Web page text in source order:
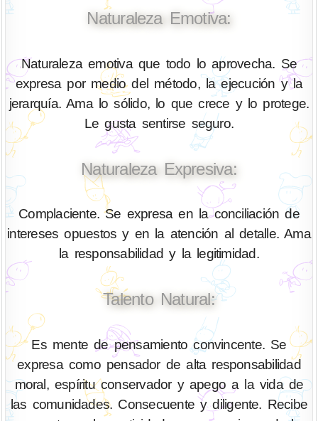
Naturaleza Emotiva:
Naturaleza emotiva que todo lo aprovecha. Se
expresa por medio del método, la ejecución y la
jerarquía. Ama lo sólido, lo que crece y lo protege.
Le gusta sentirse seguro.
Naturaleza Expresiva:
Complaciente. Se expresa en la conciliación de
intereses opuestos y en la atención al detalle. Ama
la responsabilidad y la legitimidad.
Talento Natural:
Es mente de pensamiento convincente. Se
expresa como pensador de alta responsabilidad
moral, espíritu conservador y apego a la vida de
las comunidades. Consecuente y diligente. Recibe